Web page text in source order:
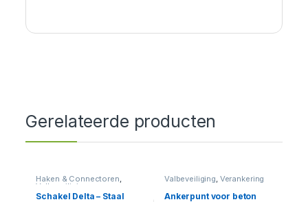
Gerelateerde producten
Haken & Connectoren,
Valbeveiliging
Schakel Delta – Staal
Valbeveiliging, Verankering
Ankerpunt voor beton